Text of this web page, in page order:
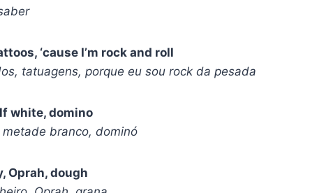
‘cause I’m rock and roll
tatuagens, porque eu sou rock da pesada
white, domino
branco, dominó
Oprah, dough